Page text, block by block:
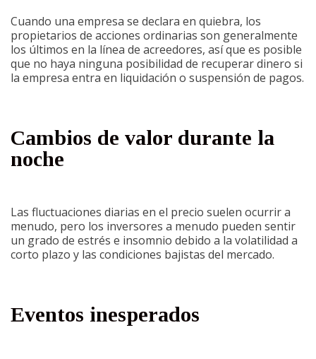
Cuando una empresa se declara en quiebra, los
propietarios de acciones ordinarias son generalmente
los últimos en la línea de acreedores, así que es posible
que no haya ninguna posibilidad de recuperar dinero si
la empresa entra en liquidación o suspensión de pagos.
Cambios de valor durante la
noche
Las fluctuaciones diarias en el precio suelen ocurrir a
menudo, pero los inversores a menudo pueden sentir
un grado de estrés e insomnio debido a la volatilidad a
corto plazo y las condiciones bajistas del mercado.
Eventos inesperados